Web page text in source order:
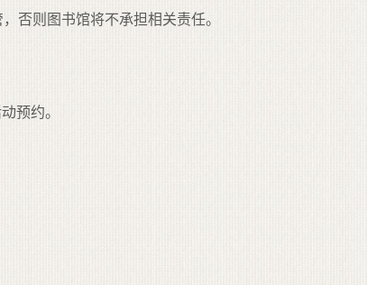
否则图书馆将不承担相关责任。
预约。